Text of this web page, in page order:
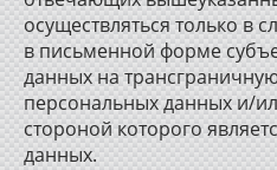
осуществляться только в
в письменной форме
данных на
персональных данных и/
стороной которого
данных.